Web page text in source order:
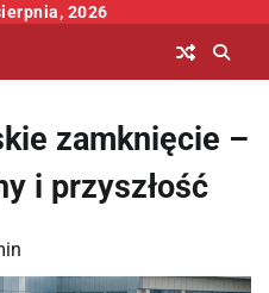
2026
zamknięcie –
i przyszłość